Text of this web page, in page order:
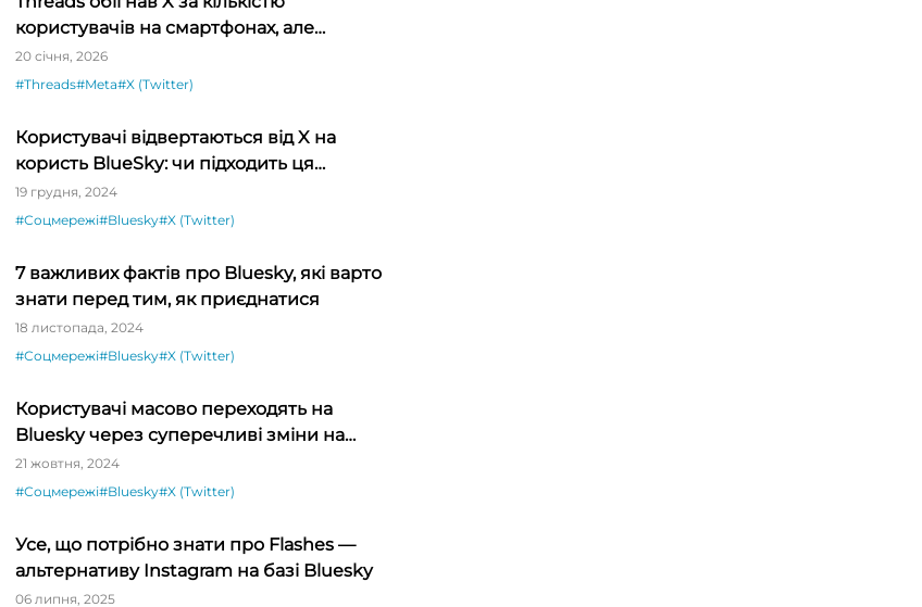
користувачів на смартфонах, але
поступається у вебі
20 січня, 2026
#Threads#Meta#X (Twitter)
Користувачі відвертаються від X на
користь BlueSky: чи підходить ця
мережа для айтівців
19 грудня, 2024
#Соцмережі#Bluesky#X (Twitter)
7 важливих фактів про Bluesky, які варто
знати перед тим, як приєднатися
18 листопада, 2024
#Соцмережі#Bluesky#X (Twitter)
Користувачі масово переходять на
Bluesky через суперечливі зміни на
платформі X
21 жовтня, 2024
#Соцмережі#Bluesky#X (Twitter)
Усе, що потрібно знати про Flashes —
альтернативу Instagram на базі Bluesky
06 липня, 2025